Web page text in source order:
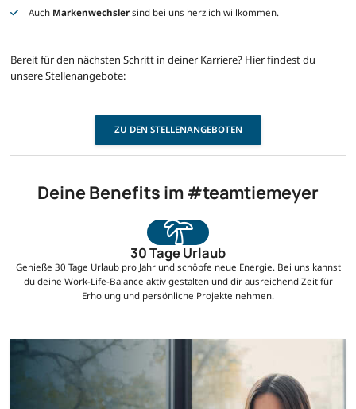
Auch Markenwechsler sind bei uns herzlich willkommen.
Bereit für den nächsten Schritt in deiner Karriere? Hier findest du
unsere Stellenangebote:
ZU DEN STELLENANGEBOTEN
Deine Benefits im #teamtiemeyer
30 Tage Urlaub
Genieße 30 Tage Urlaub pro Jahr und schöpfe neue Energie. Bei uns kannst
du deine Work-Life-Balance aktiv gestalten und dir ausreichend Zeit für
Erholung und persönliche Projekte nehmen.